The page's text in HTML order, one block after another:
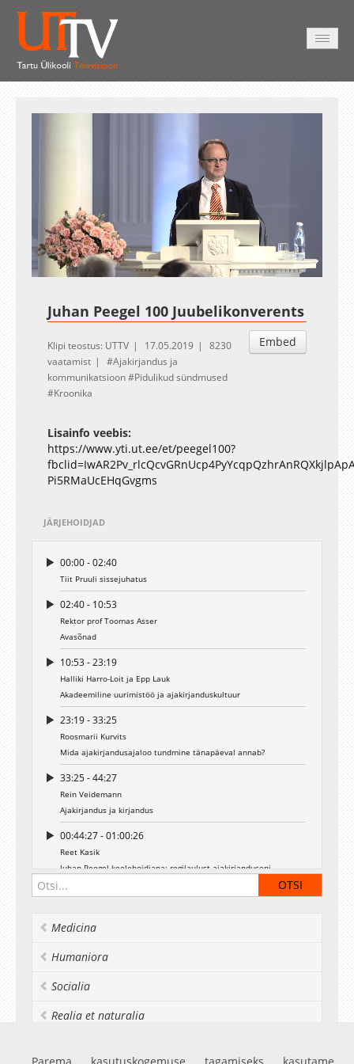
UnmuteLoaded:
0.15%
Esituskiirused
Auto
Juhan Peegel 100 Juubelikonverents
Embed
Klipi teostus: UTTV 17.05.2019
8230
vaatamist
Ajakirjandus ja
kommunikatsioon
Pidulikud sündmused
Kroonika
Lisainfo veebis:
https://www.yti.ut.ee/et/peegel100?
Pi5RMaUcEHqGvgms
JÄRJEHOIDJAD
00:00 - 02:40
Tiit Pruuli sissejuhatus
02:40 - 10:53
Rektor prof Toomas Asser
Avasõnad
10:53 - 23:19
Halliki Harro-Loit ja Epp Lauk
Akadeemiline uurimistöö ja ajakirjanduskultuur
23:19 - 33:25
Roosmarii Kurvits
Mida ajakirjandusajaloo tundmine tänapäeval annab?
33:25 - 44:27
Rein Veidemann
Ajakirjandus ja kirjandus
00:44:27 - 01:00:26
Reet Kasik
Juhan Peegel keelehoidjana: regilaulust ajakirjanduseni
01:00:26 - 01:23:00
Ajakirjandusõpetuse alguse teemaline sõnavõtt + video
01:23:00 - 01:24:26
Teise poole sissejuhatus, Halliki ettekande tutvustus
01:24:26 - 01:38:13
Medicina
Humaniora
Socialia
Realia et naturalia